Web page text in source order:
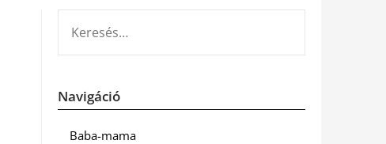
Navigáció
Baba-mama